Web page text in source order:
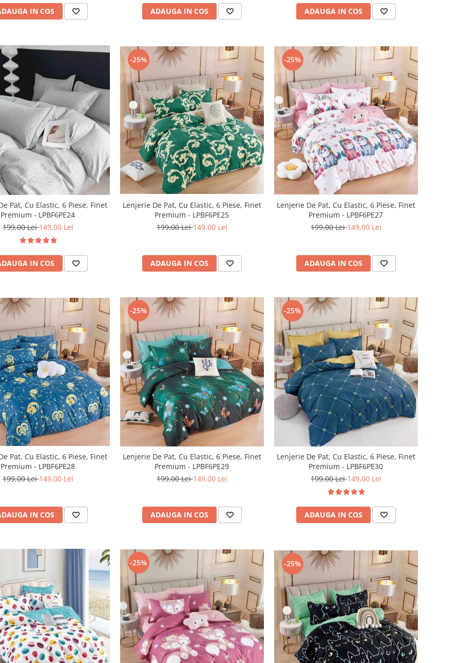
IN COS ADAUGA IN COS ADAUGA IN COS
Pat, Cu Elastic, 6 Piese, Finet
Premium - LPBF6PE24
199,00 Lei149,00 Lei
IN COS
-25%
Lenjerie De Pat, Cu Elastic, 6 Piese, Finet
Premium - LPBF6PE25
199,00 Lei149,00 Lei
ADAUGA IN COS
-25%
Lenjerie De Pat, Cu Elastic, 6 Piese, Finet
Premium - LPBF6PE27
199,00 Lei149,00 Lei
ADAUGA IN COS
Pat, Cu Elastic, 6 Piese, Finet
Premium - LPBF6PE28
199,00 Lei149,00 Lei
IN COS
-25%
Lenjerie De Pat, Cu Elastic, 6 Piese, Finet
Premium - LPBF6PE29
199,00 Lei149,00 Lei
ADAUGA IN COS
-25%
Lenjerie De Pat, Cu Elastic, 6 Piese, Finet
Premium - LPBF6PE30
199,00 Lei149,00 Lei
ADAUGA IN COS
-25% -25%